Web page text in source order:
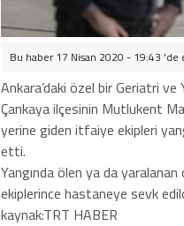
Bu haber 17 Nisan 2020 - 19:43 'de
Ankara’daki özel bir Geriatri ve
Çankaya ilçesinin Mutlukent
yerine giden itfaiye ekipleri
etti.
Yangında ölen ya da
ekiplerince hastaneye sevk
kaynak:TRT HABER